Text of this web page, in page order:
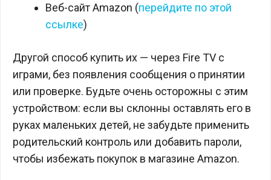
Веб-сайт Amazon (перейдите по этой
ссылке)
Другой способ купить их — через Fire TV с
играми, без появления сообщения о принятии
или проверке. Будьте очень осторожны с этим
устройством: если вы склонны оставлять его в
руках маленьких детей, не забудьте применить
родительский контроль или добавить пароли,
чтобы избежать покупок в магазине Amazon.